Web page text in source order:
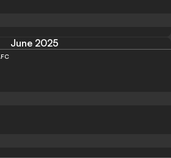
June 2025